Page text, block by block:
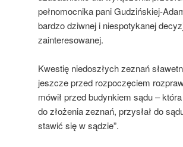
pełnomocnika pani Gudzińskiej-
bardzo dziwnej i niespotykanej
zainteresowanej.
Kwestię niedoszłych zeznań
jeszcze przed rozpoczęciem
mówił przed budynkiem sądu –
do złożenia zeznań, przysłał do
stawić się w sądzie”.